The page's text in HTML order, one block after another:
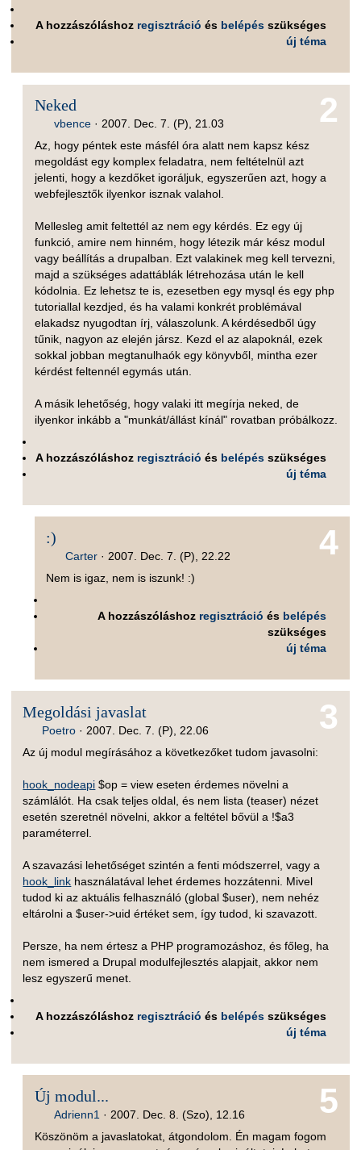
A hozzászóláshoz regisztráció és belépés szükséges
új téma
2
Neked
vbence· 2007. Dec. 7. (P), 21.03
Az, hogy péntek este másfél óra alatt nem kapsz kész
megoldást egy komplex feladatra, nem feltételnül azt
jelenti, hogy a kezdőket igoráljuk, egyszerűen azt, hogy a
webfejlesztők ilyenkor isznak valahol.
Mellesleg amit feltettél az nem egy kérdés. Ez egy új
funkció, amire nem hinném, hogy létezik már kész modul
vagy beállítás a drupalban. Ezt valakinek meg kell tervezni,
majd a szükséges adattáblák létrehozása után le kell
kódolnia. Ez lehetsz te is, ezesetben egy mysql és egy php
tutoriallal kezdjed, és ha valami konkrét problémával
elakadsz nyugodtan írj, válaszolunk. A kérdésedből úgy
tűnik, nagyon az elején jársz. Kezd el az alapoknál, ezek
sokkal jobban megtanulhaók egy könyvből, mintha ezer
kérdést feltennél egymás után.
A másik lehetőség, hogy valaki itt megírja neked, de
ilyenkor inkább a "munkát/állást kínál" rovatban próbálkozz.
A hozzászóláshoz regisztráció és belépés szükséges
új téma
4
:)
Carter· 2007. Dec. 7. (P), 22.22
Nem is igaz, nem is iszunk! :)
A hozzászóláshoz regisztráció és belépés
szükséges
új téma
3
Megoldási javaslat
Poetro · 2007. Dec. 7. (P), 22.06
Az új modul megírásához a következőket tudom javasolni:
hook_nodeapi $op = view eseten érdemes növelni a
számlálót. Ha csak teljes oldal, és nem lista (teaser) nézet
esetén szeretnél növelni, akkor a feltétel bővül a !$a3
paraméterrel.
A szavazási lehetőséget szintén a fenti módszerrel, vagy a
hook_link használatával lehet érdemes hozzátenni. Mivel
tudod ki az aktuális felhasználó (global $user), nem nehéz
eltárolni a $user->uid értéket sem, így tudod, ki szavazott.
Persze, ha nem értesz a PHP programozáshoz, és főleg, ha
nem ismered a Drupal modulfejlesztés alapjait, akkor nem
lesz egyszerű menet.
A hozzászóláshoz regisztráció és belépés szükséges
új téma
5
Új modul...
Adrienn1 · 2007. Dec. 8. (Szo), 12.16
Köszönöm a javaslatokat, átgondolom. Én magam fogom